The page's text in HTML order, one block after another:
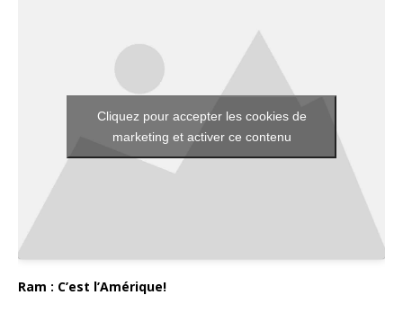
Cliquez pour accepter les cookies de
marketing et activer ce contenu
Ram : C’est l’Amérique!